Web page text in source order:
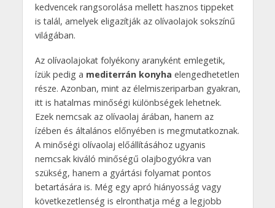
kedvencek rangsorolása mellett hasznos tippeket
is talál, amelyek eligazítják az olívaolajok sokszínű
világában.
Az olívaolajokat folyékony aranyként emlegetik,
ízük pedig a mediterrán konyha elengedhetetlen
része. Azonban, mint az élelmiszeriparban gyakran,
itt is hatalmas minőségi különbségek lehetnek.
Ezek nemcsak az olívaolaj árában, hanem az
ízében és általános előnyében is megmutatkoznak.
A minőségi olívaolaj előállításához ugyanis
nemcsak kiváló minőségű olajbogyókra van
szükség, hanem a gyártási folyamat pontos
betartására is. Még egy apró hiányosság vagy
következetlenség is elronthatja még a legjobb